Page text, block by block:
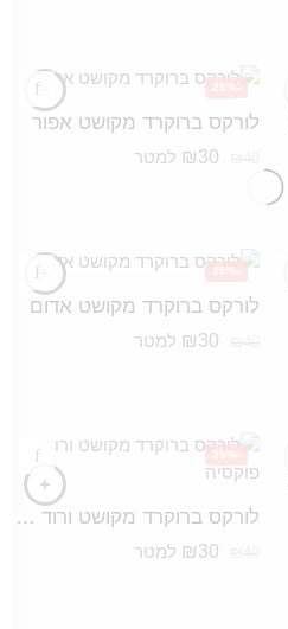
-25%
לורקס ברוקרד מקושט אפור
₪30 למטר
-25%
לורקס ברוקרד מקושט אדום
₪30 למטר
-25%
לורקס ברוקרד מקושט ורוד פוקסיה
₪30 למטר